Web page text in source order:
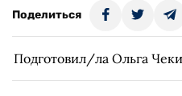
Поделиться
Подготовил/ла Ольга